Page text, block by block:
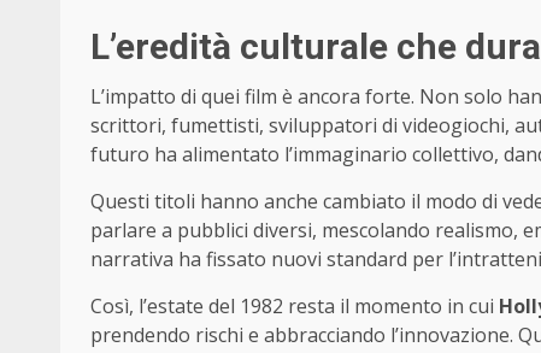
L’eredità culturale che
L’impatto di quei film è ancora forte. Non solo
scrittori, fumettisti, sviluppatori di videogiochi,
futuro ha alimentato l’immaginario collettivo,
Questi titoli hanno anche cambiato il modo di
parlare a pubblici diversi, mescolando realismo,
narrativa ha fissato nuovi standard per
Così, l’estate del 1982 resta il momento in cui
prendendo rischi e abbracciando l’innovazione.